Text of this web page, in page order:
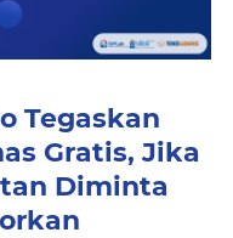
Tegaskan
Gratis, Jika
Diminta